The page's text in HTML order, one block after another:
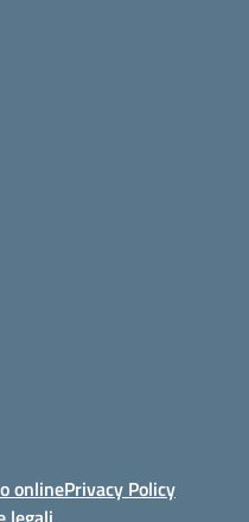
onlinePrivacy Policy